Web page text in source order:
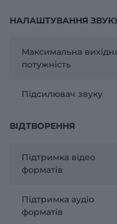
НАЛАШТУВАННЯ
Максимальна
потужність
Підсилювач звуку
ВІДТВОРЕННЯ
Підтримка відео
форматів
Підтримка аудіо
форматів